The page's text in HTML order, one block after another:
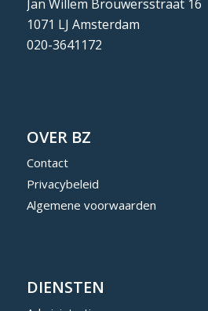
Jan Willem Brouwersstraat 16
1071 LJ Amsterdam
020-3641172
OVER BZ
Contact
Privacybeleid
Algemene voorwaarden
DIENSTEN